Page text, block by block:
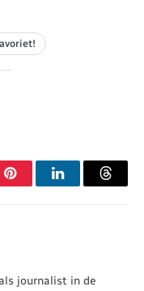
PinterestLinkedIn
journalist in de